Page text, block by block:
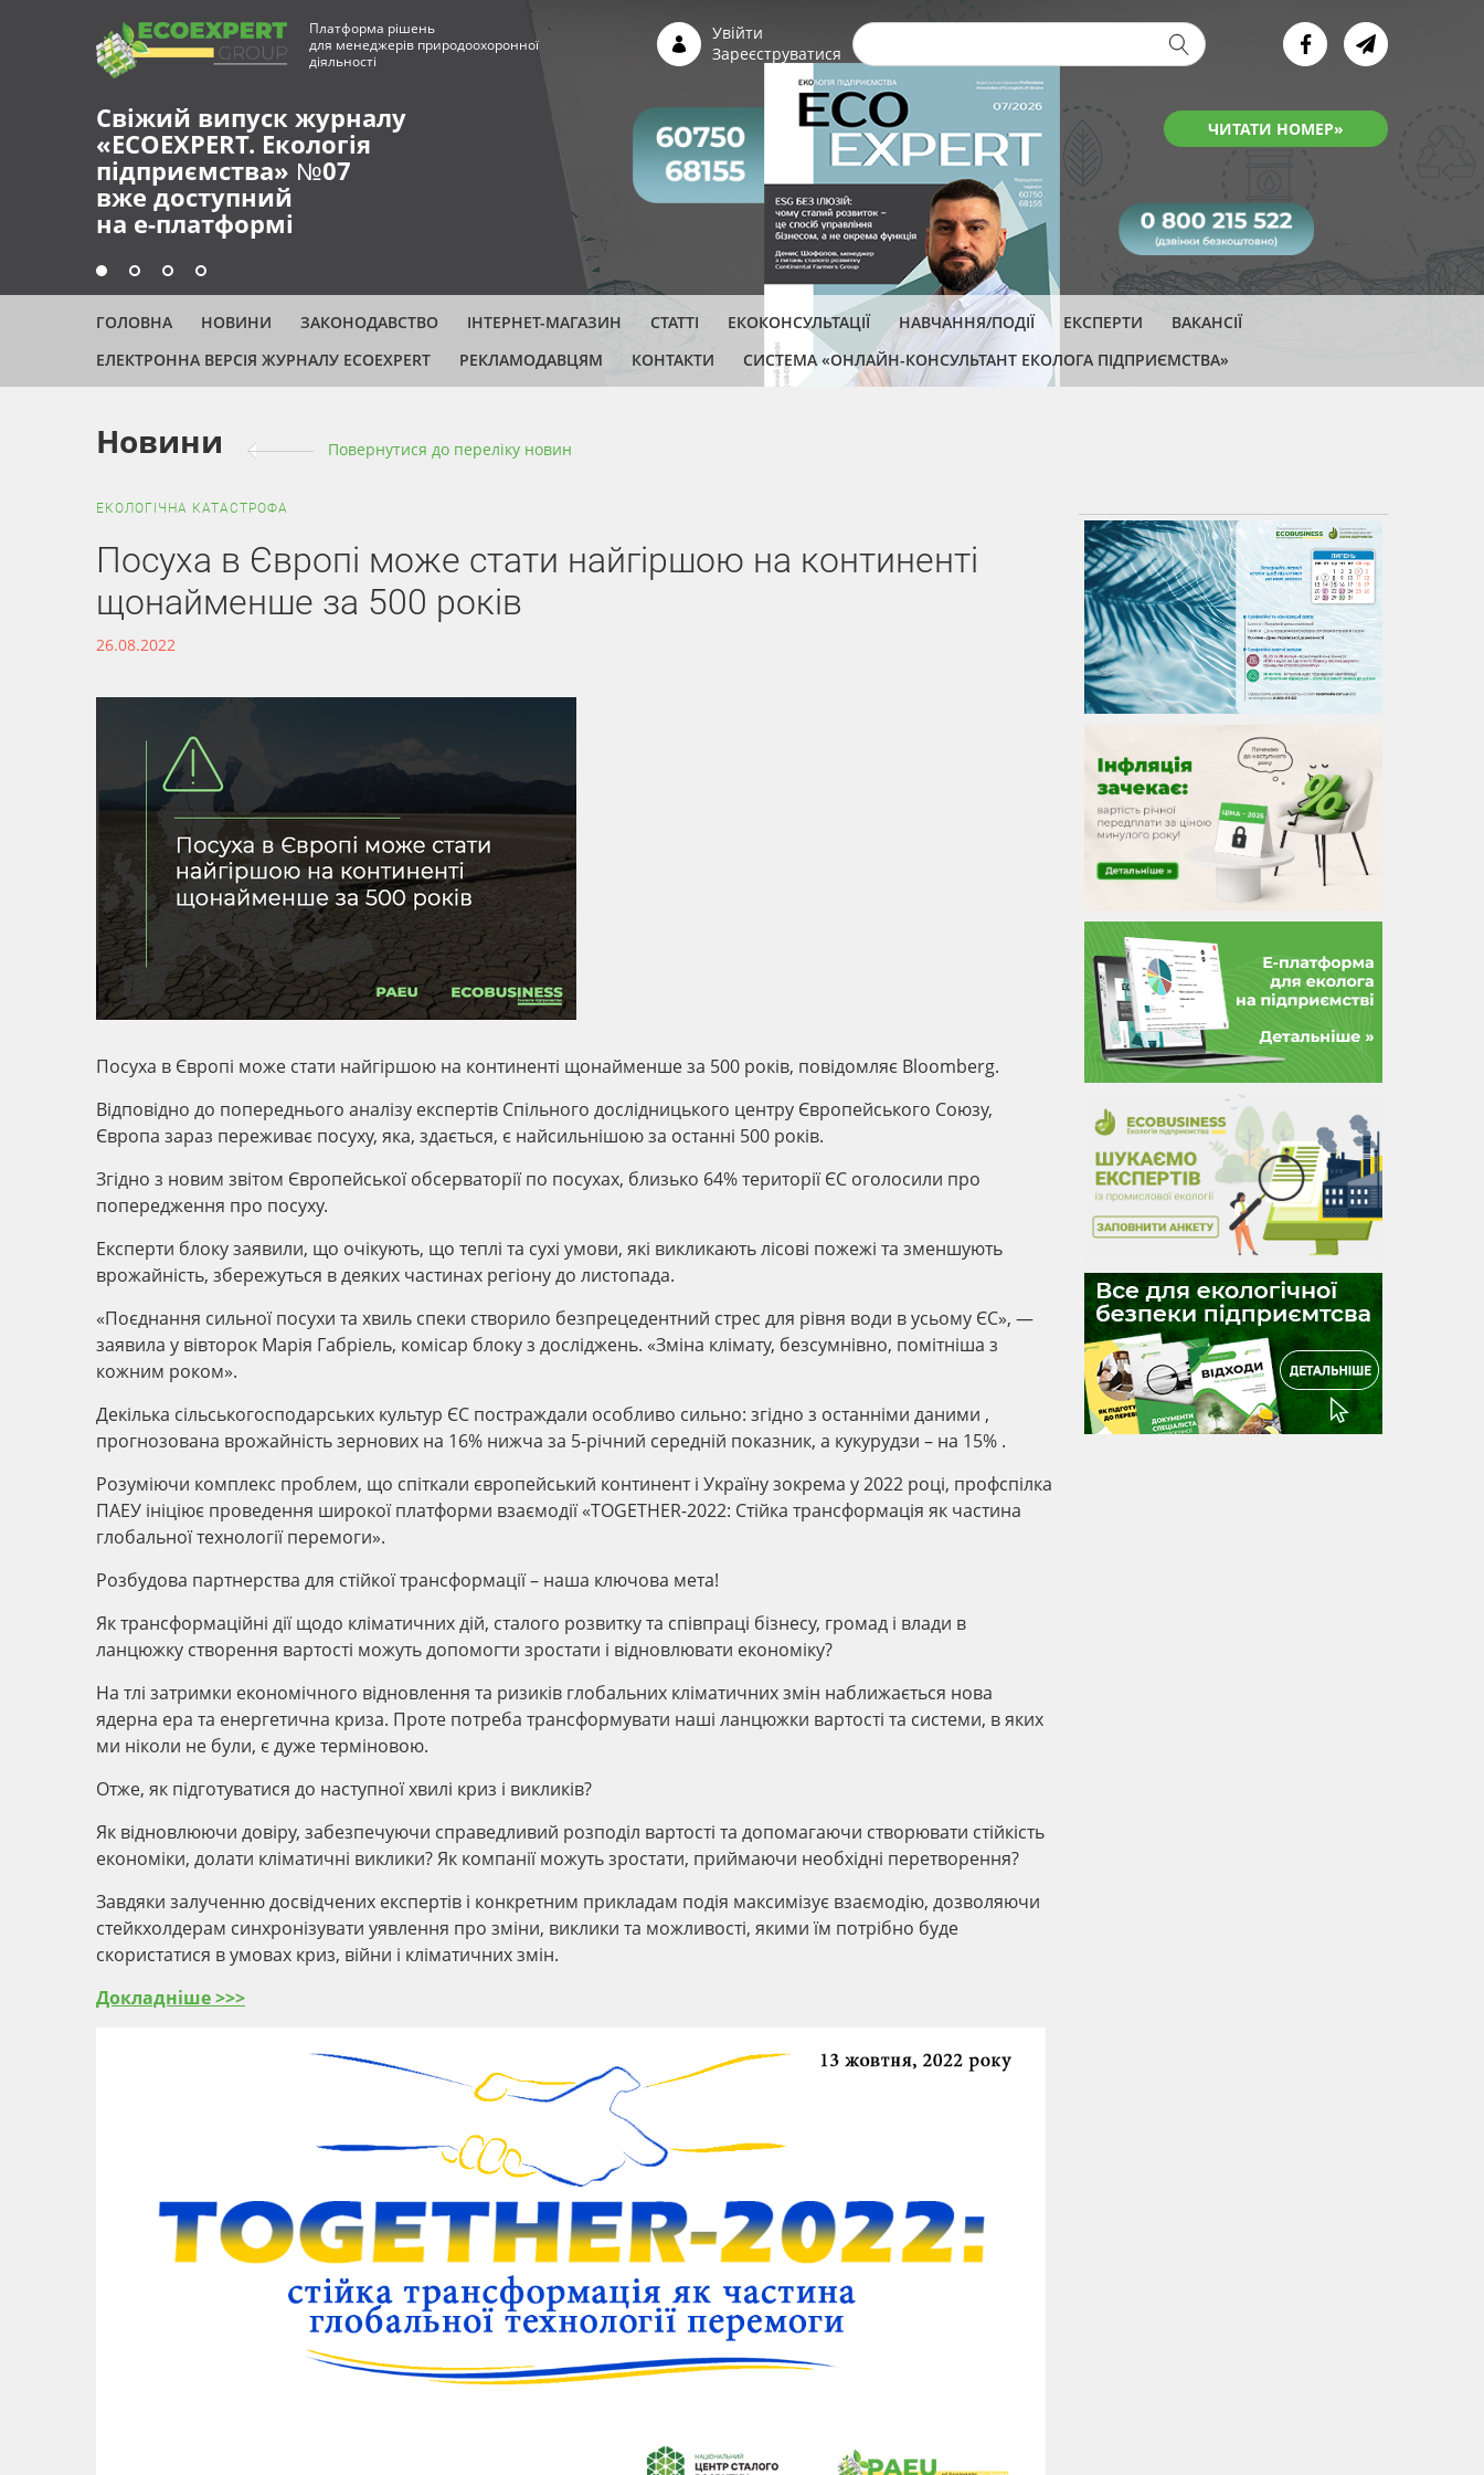
Свіжий випуск журналу
«ECOEXPERT. Екологія
підприємства» №07
вже доступний
на е-платформі
ЧИТАТИ НОМЕР»
Платформа рішень
для менеджерів природоохоронної
діяльності
Увійти
Зареєструватися Пошукова форма
ГОЛОВНА НОВИНИ ЗАКОНОДАВСТВО ІНТЕРНЕТ-МАГАЗИН СТАТТІ ЕКОКОНСУЛЬТАЦІЇ НАВЧАННЯ/ПОДІЇ ЕКСПЕРТИ
ВАКАНСІЇ
ЕЛЕКТРОННА ВЕРСІЯ ЖУРНАЛУ ECOEXPERT
РЕКЛАМОДАВЦЯМ КОНТАКТИ СИСТЕМА «ОНЛАЙН-КОНСУЛЬТАНТ ЕКОЛОГА ПІДПРИЄМСТВА»
Новини Повернутися до переліку новин
ЕКОЛОГІЧНА КАТАСТРОФА
Посуха в Європі може стати найгіршою на континенті
щонайменше за 500 років
26.08.2022
Посуха в Європі може стати найгіршою на континенті щонайменше за 500 років, повідомляє Bloomberg.
Відповідно до попереднього аналізу експертів Спільного дослідницького центру Європейського Союзу,
Європа зараз переживає посуху, яка, здається, є найсильнішою за останні 500 років.
Згідно з новим звітом Європейської обсерваторії по посухах, близько 64% ​​території ЄС оголосили про
попередження про посуху.
Експерти блоку заявили, що очікують, що теплі та сухі умови, які викликають лісові пожежі та зменшують
врожайність, збережуться в деяких частинах регіону до листопада.
«Поєднання сильної посухи та хвиль спеки створило безпрецедентний стрес для рівня води в усьому ЄС», —
заявила у вівторок Марія Габріель, комісар блоку з досліджень. «Зміна клімату, безсумнівно, помітніша з
кожним роком».
Декілька сільськогосподарських культур ЄС постраждали особливо сильно: згідно з останніми даними ,
прогнозована врожайність зернових на 16% нижча за 5-річний середній показник, а кукурудзи – на 15% .
Розуміючи комплекс проблем, що спіткали європейський континент і Україну зокрема у 2022 році, профспілка
ПАЕУ ініціює проведення широкої платформи взаємодії «TOGETHER-2022: Стійка трансформація як частина
глобальної технології перемоги».
Розбудова партнерства для стійкої трансформації – наша ключова мета!
Як трансформаційні дії щодо кліматичних дій, сталого розвитку та співпраці бізнесу, громад і влади в
ланцюжку створення вартості можуть допомогти зростати і відновлювати економіку?
На тлі затримки економічного відновлення та ризиків глобальних кліматичних змін наближається нова
ядерна ера та енергетична криза. Проте потреба трансформувати наші ланцюжки вартості та системи, в яких
ми ніколи не були, є дуже терміновою.
Отже, як підготуватися до наступної хвилі криз і викликів?
Як відновлюючи довіру, забезпечуючи справедливий розподіл вартості та допомагаючи створювати стійкість
економіки, долати кліматичні виклики? Як компанії можуть зростати, приймаючи необхідні перетворення?
Завдяки залученню досвідчених експертів і конкретним прикладам подія максимізує взаємодію, дозволяючи
стейкхолдерам синхронізувати уявлення про зміни, виклики та можливості, якими їм потрібно буде
скористатися в умовах криз, війни і кліматичних змін.
Докладніше >>>